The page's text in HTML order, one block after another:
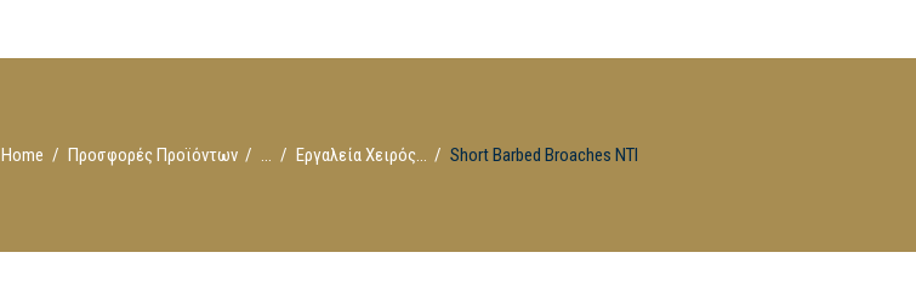
Home Προσφορές Προϊόντων ... Εργαλεία Χειρός... Short Barbed Broaches NTI